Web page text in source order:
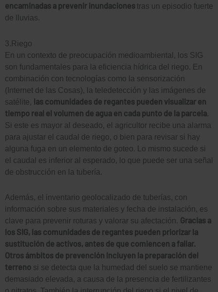
encaminadas a prevenir inundacionestras un episodio fuerte
de lluvias.
3.Riego
En un contexto de preocupación medioambiental, los SIG
son fundamentales para la eficiencia hídrica del riego. En
combinación con tecnologías como la sensorización
(Internet de las Cosas), la teledetección y las imágenes de
satélite, las comunidades de regantes pueden visualizar en
tiempo real el volumen de agua en cada punto de la parcela
Si este es mayor al deseado, el agricultor recibe una alarma
para ajustar el caudal de riego, o bien para revisar si hay
alguna fuga en un elemento de goteo. Lo mismo sucede si
el caudal es inferior al esperado, lo que puede ser una señal
de obstrucción en la tubería.
Además, el inventario geolocalizado de tuberías, con
información sobre sus materiales y fecha de instalación, es
clave para prevenir roturas y valorar su afectación. Gracias a
los SIG, las comunidades de regantes pueden priorizar la
sustitución de activos, antes de que comiencen a fallar.
Otros ámbitos de prevención incluyen la preparación del
terreno si se detecta que la humedad del suelo se mantiene
demasiado elevada, a causa de la presencia de fertilizantes